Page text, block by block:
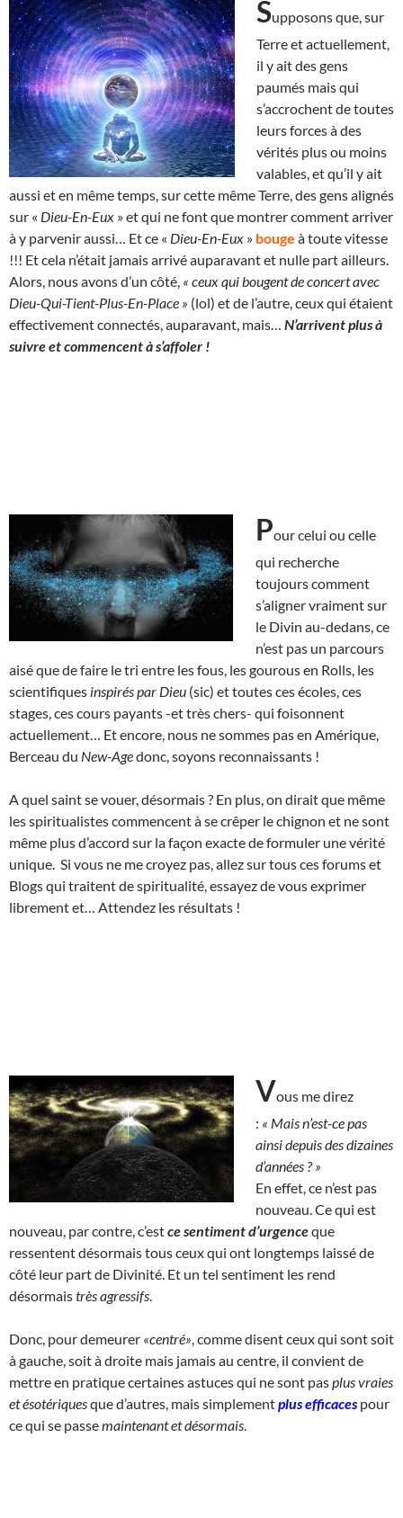
Supposons que, sur
Terre et actuellement,
il y ait des gens
paumés mais qui
s’accrochent de toutes
leurs forces à des
vérités plus ou moins
valables, et qu’il y ait
aussi et en même temps, sur cette même Terre, des gens alignés
sur « Dieu-En-Eux » et qui ne font que montrer comment arriver
à y parvenir aussi… Et ce « Dieu-En-Eux » bouge à toute vitesse
!!! Et cela n’était jamais arrivé auparavant et nulle part ailleurs.
Alors, nous avons d’un côté, « ceux qui bougent de concert avec
Dieu-Qui-Tient-Plus-En-Place » (lol) et de l’autre, ceux qui étaient
effectivement connectés, auparavant, mais… N’arrivent plus à
suivre et commencent à s’affoler !
Pour celui ou celle
qui recherche
toujours comment
s’aligner vraiment sur
le Divin au-dedans, ce
n’est pas un parcours
aisé que de faire le tri entre les fous, les gourous en Rolls, les
scientifiques inspirés par Dieu (sic) et toutes ces écoles, ces
stages, ces cours payants -et très chers- qui foisonnent
actuellement… Et encore, nous ne sommes pas en Amérique,
Berceau du New-Agedonc, soyons reconnaissants !
A quel saint se vouer, désormais ? En plus, on dirait que même
les spiritualistes commencent à se crêper le chignon et ne sont
même plus d’accord sur la façon exacte de formuler une vérité
unique. Si vous ne me croyez pas, allez sur tous ces forums et
Blogs qui traitent de spiritualité, essayez de vous exprimer
librement et… Attendez les résultats !
Vous me direz
: « Mais n’est-ce pas
ainsi depuis des dizaines
d’années ? »
En effet, ce n’est pas
nouveau. Ce qui est
nouveau, par contre, c’estce sentiment d’urgenceque
ressentent désormais tous ceux qui ont longtemps laissé de
côté leur part de Divinité. Et un tel sentiment les rend
désormaistrès agressifs
Donc, pour demeurer «centré» , comme disent ceux qui sont soit
à gauche, soit à droite mais jamais au centre, il convient de
mettre en pratique certaines astuces qui ne sont pasplus vraies
et ésotériquesque d’autres, mais simplementplus efficacespour
ce qui se passemaintenant et désormais